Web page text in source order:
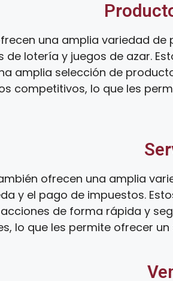
una amplia variedad
lotería y juegos de azar.
amplia selección de
competitivos, lo que les
ofrecen una amplia
y el pago de impuestos.
de forma rápida y
lo que les permite ofrecer